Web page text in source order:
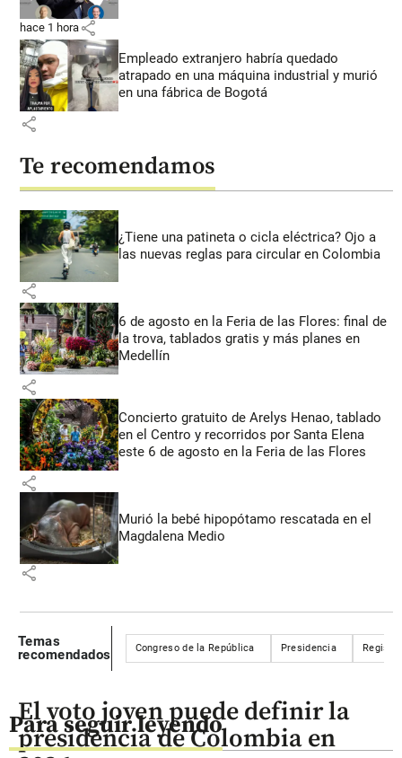
hace 1 hora share
Empleado extranjero habría quedado
atrapado en una máquina industrial y murió
en una fábrica de Bogotá
share
Te recomendamos
¿Tiene una patineta o cicla eléctrica? Ojo a
las nuevas reglas para circular en Colombia
share
6 de agosto en la Feria de las Flores: final de
la trova, tablados gratis y más planes en
Medellín
share
Concierto gratuito de Arelys Henao, tablado
en el Centro y recorridos por Santa Elena
este 6 de agosto en la Feria de las Flores
share
Murió la bebé hipopótamo rescatada en el
Magdalena Medio
share
Temas
recomendados
Congreso de la República Presidencia
Para seguir leyendo
El voto joven puede definir la
presidencia de Colombia en